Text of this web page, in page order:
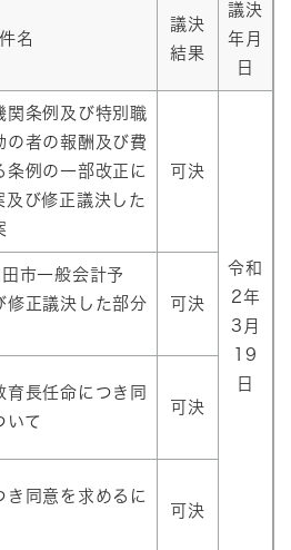
件名
議決
結果
議決
年月
日
関条例及び特別職
の者の報酬及び費
条例の一部改正に
び修正議決した
可決
令和
2年
3月
19
日
市一般会計予
正議決した部分
可決
育長任命につき同
いて
可決
き同意を求めるに
可決